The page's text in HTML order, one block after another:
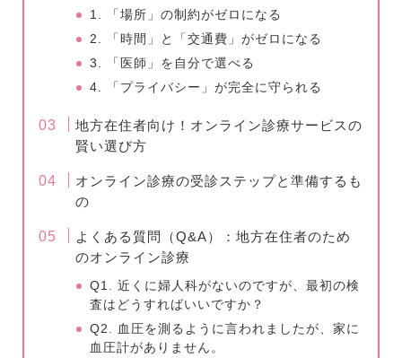
1. 「場所」の制約がゼロになる
2. 「時間」と「交通費」がゼロになる
3. 「医師」を自分で選べる
4. 「プライバシー」が完全に守られる
地方在住者向け！オンライン診療サービスの
賢い選び方
オンライン診療の受診ステップと準備するも
の
よくある質問（Q&A）：地方在住者のため
のオンライン診療
Q1. 近くに婦人科がないのですが、最初の検
査はどうすればいいですか？
Q2. 血圧を測るように言われましたが、家に
血圧計がありません。